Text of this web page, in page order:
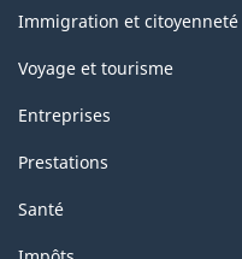
sujets
Immigration et citoyenneté
Voyage et tourisme
Entreprises
Prestations
Santé